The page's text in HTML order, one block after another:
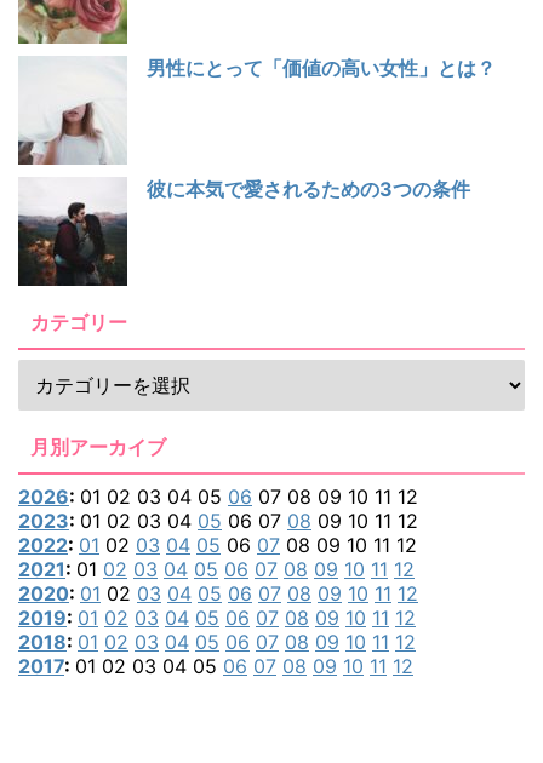
男性にとって「価値の高い女性」とは？
彼に本気で愛されるための3つの条件
カテゴリー
月別アーカイブ
2026: 01 02 03 04 05 06 07 08 09 10 11 12
2023: 01 02 03 04 05 06 07 08 09 10 11 12
2022: 01 02 03 04 05 06 07 08 09 10 11 12
2021: 01 02 03 04 05 06 07 08 09 10 11 12
2020: 01 02 03 04 05 06 07 08 09 10 11 12
2019: 01 02 03 04 05 06 07 08 09 10 11 12
2018: 01 02 03 04 05 06 07 08 09 10 11 12
2017: 01 02 03 04 05 06 07 08 09 10 11 12